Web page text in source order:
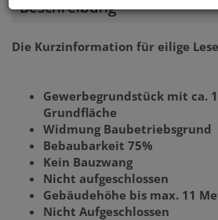
Beschreibung
Die Kurzinformation für eilige
Gewerbegrundstück mit ca.
Grundfläche
Widmung Baubetriebsgrund
Bebaubarkeit 75%
Kein Bauzwang
Nicht aufgeschlossen
Gebäudehöhe bis max. 11
Nicht Aufgeschlossen